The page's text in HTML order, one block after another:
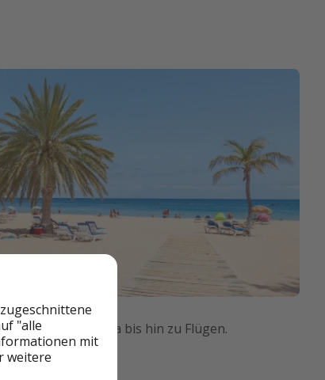
auf Teneriffa bis hin zu Flügen.
"alle
mit
weitere